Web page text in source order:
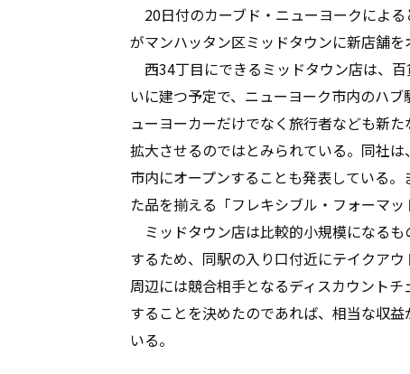
20日付のカーブド・ニューヨークによる
がマンハッタン区ミッドタウンに新店舗
西34丁目にできるミッドタウン店は、
いに建つ予定で、ニューヨーク市内のハ
ューヨーカーだけでなく旅行者なども新
拡大させるのではとみられている。同社
市内にオープンすることも発表している
た品を揃える「フレキシブル・フォーマ
ミッドタウン店は比較的小規模になる
するため、同駅の入り口付近にテイクア
周辺には競合相手となるディスカウント
することを決めたのであれば、相当な収
いる。